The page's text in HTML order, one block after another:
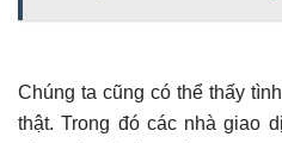
Chúng ta cũng có thể thấy
thật. Trong đó các nhà giao